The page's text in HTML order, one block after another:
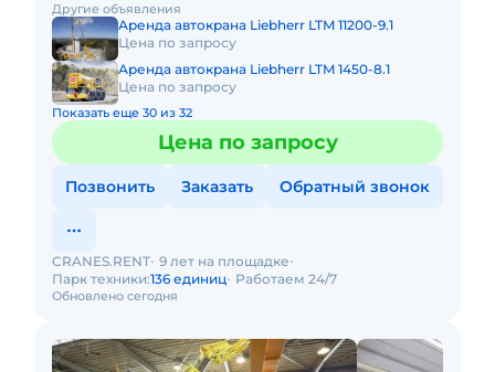
Свидетельство о ре
Другие объявления
Аренда автокрана Liebherr LTM 11200-9.1
Цена по запросу
Аренда автокрана Liebherr LTM 1450-8.1
Цена по запросу
Показать еще 30 из 32
Цена по запросу
Позвонить Заказать Обратный звонок
Обновлено сегодня
CRANES.RENT 9 лет на площадке
Парк техники:136 единиц Работаем 24/7